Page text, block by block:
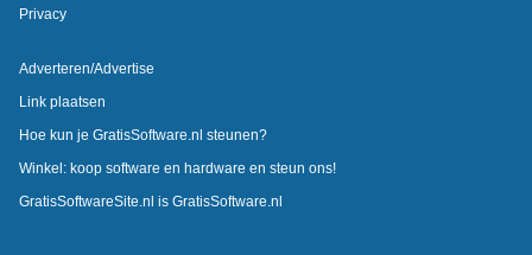
Privacy
Adverteren/Advertise
Link plaatsen
Hoe kun je GratisSoftware.nl steunen?
Winkel: koop software en hardware en steun ons!
GratisSoftwareSite.nl is GratisSoftware.nl